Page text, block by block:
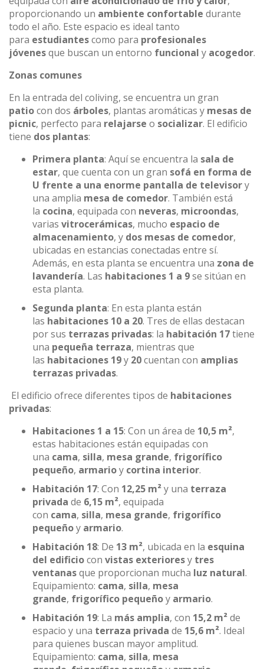
proporcionando un ambiente confortable durante
todo el año. Este espacio es ideal tanto
para estudiantescomo para profesionales
jóvenesque buscan un entorno funcional y acogedor.
Zonas comunes
En la entrada del coliving, se encuentra un gran
patiocon dos árboles, plantas aromáticas y mesas de
picnic, perfecto para relajarse o socializar. El edificio
tiene dos plantas:
Primera planta: Aquí se encuentra la sala de
estar, que cuenta con un gran sofá en forma de
U frente a una enorme pantalla de televisory
una amplia mesa de comedor. También está
la cocina, equipada con neveras, microondas,
varias vitrocerámicas, mucho espacio de
almacenamiento, y dos mesas de comedor,
ubicadas en estancias conectadas entre sí.
Además, en esta planta se encuentra una zona de
lavandería. Las habitaciones 1 a 9se sitúan en
esta planta.
Segunda planta: En esta planta están
las habitaciones 10 a 20. Tres de ellas destacan
por sus terrazas privadas: la habitación 17tiene
una pequeña terraza, mientras que
las habitaciones 19y 20cuentan con amplias
terrazas privadas.
El edificio ofrece diferentes tipos de habitaciones
privadas:
Habitaciones 1 a 15: Con un área de 10,5 m²,
estas habitaciones están equipadas con
una cama, silla, mesa grande, frigorífico
pequeño, armarioy cortina interior.
Habitación 17: Con 12,25 m²y una terraza
privada de 6,15 m², equipada
con cama, silla, mesa grande, frigorífico
pequeñoy armario.
Habitación 18: De 13 m², ubicada en la esquina
del edificiocon vistas exterioresy tres
ventanasque proporcionan mucha luz natural.
Equipamiento: cama, silla, mesa
grande, frigorífico pequeñoy armario.
Habitación 19: La más amplia, con 15,2 m²de
espacio y una terraza privada de 15,6 m². Ideal
para quienes buscan mayor amplitud.
Equipamiento: cama, silla, mesa